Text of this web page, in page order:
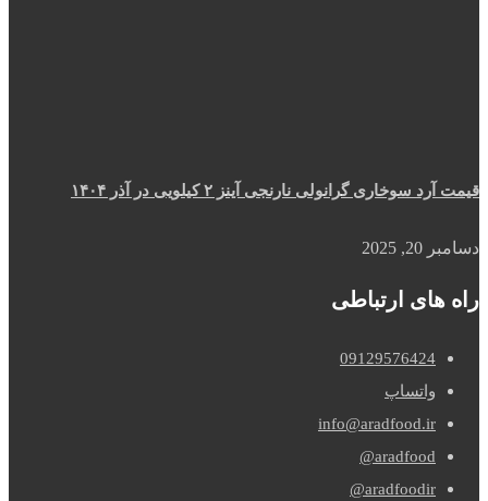
قیمت آرد سوخاری گرانولی نارنجی آینز ۲ کیلویی در آذر ۱۴۰۴
دسامبر 20, 2025
راه های ارتباطی
09129576424
واتساپ
info@aradfood.ir
aradfood@
aradfoodir@